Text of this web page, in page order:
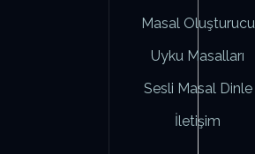
Masal Oluşturucu
Uyku Masalları
Sesli Masal Dinle
İletişim